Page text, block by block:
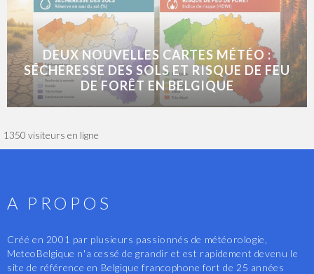
DEUX NOUVELLES CARTES MÉTÉO :
SÉCHERESSE DES SOLS ET RISQUE DE FEU
DE FORÊT EN BELGIQUE
1350 visiteurs en ligne
A PROPOS
Créé en 2001 par plusieurs passionnés de météorologie,
MeteoBelgique n'a cessé de grandir et est rapidement devenu le
site de référence en Belgique francophone fort de 25 années